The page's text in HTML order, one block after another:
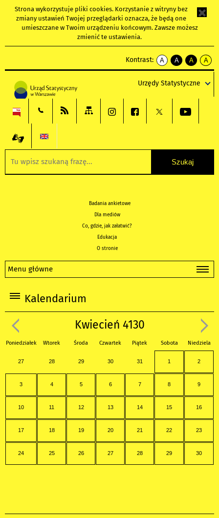
Strona wykorzystuje pliki cookies. Korzystanie z witryny bez
zmiany ustawień Twojej przeglądarki oznacza, że będą one
umieszczane w Twoim urządzeniu końcowym. Zawsze możesz
zmienić te ustawienia.
Kontrast:
A
kontrast
A
kontrast
tekst
czarnym
A
kontrast
tekst
czarnym
A
tekst
żółtym
Urzędy Statystyczne
Badania ankietowe
Dla mediów
Co, gdzie, jak załatwić?
Edukacja
O stronie
Menu główne
Kalendarium
Kwiecień 4130
Poniedziałek Wtorek Środa Czwartek Piątek Sobota Niedziela
27 28 29 30 31 1 2
3 4 5 6 7 8 9
10 11 12 13 14 15 16
17 18 19 20 21 22 23
24 25 26 27 28 29 30